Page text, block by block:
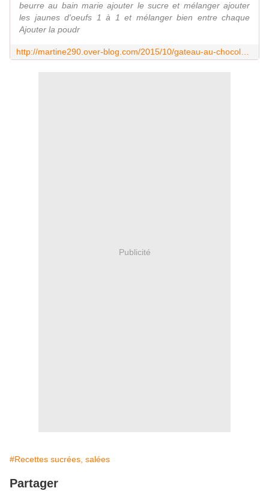
beurre au bain marie ajouter le sucre et mélanger ajouter
les jaunes d'oeufs 1 à 1 et mélanger bien entre chaque
Ajouter la poudr
Publicité
#Recettes sucrées, salées
Partager